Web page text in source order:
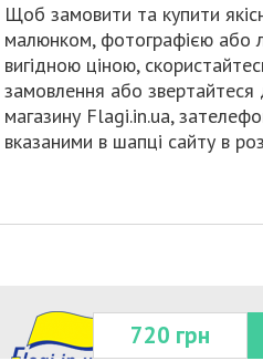
720 грн
Щоб замовити та купити
малюнком, фотографією або
вигідною ціною,
замовлення або
магазину Flagi.in.ua,
вказаними в шапці сайту в